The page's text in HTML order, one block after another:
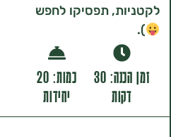
תפסיקו לחפש
זמן הכנה: 30
כמות: 20
יחידות